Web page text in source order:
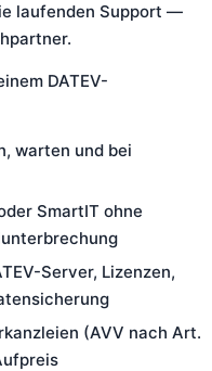
laufenden Support —
DATEV-
warten und bei
SmartIT ohne
Server, Lizenzen,
(AVV nach Art.